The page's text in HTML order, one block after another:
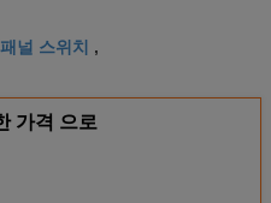
널 스위치 ,
가격 으로